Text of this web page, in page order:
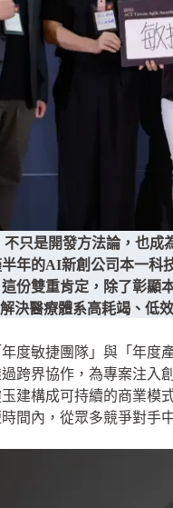
只是開發方法論，也
半年的AI新創公司本一
份雙重肯定，除了彰
決醫療體系高耗竭、低
度敏捷團隊」與「年
跨界協作，為專案注入
建構成可持續的商業
間內，從眾多競爭對手